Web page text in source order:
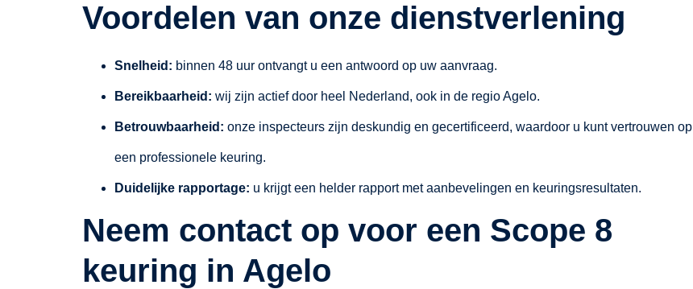
Voordelen van onze dienstverlening
Snelheid: binnen 48 uur ontvangt u een antwoord op uw aanvraag.
Bereikbaarheid: wij zijn actief door heel Nederland, ook in de regio Agelo.
Betrouwbaarheid: onze inspecteurs zijn deskundig en gecertificeerd, waardoor u kunt vertrouwen op
een professionele keuring.
Duidelijke rapportage: u krijgt een helder rapport met aanbevelingen en keuringsresultaten.
Neem contact op voor een Scope 8
keuring in Agelo